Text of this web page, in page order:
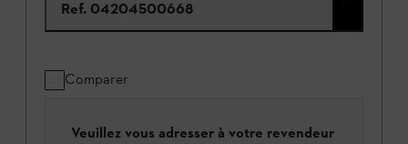
Ref. 04204500668
Comparer
Veuillez vous adresser à votre revendeur